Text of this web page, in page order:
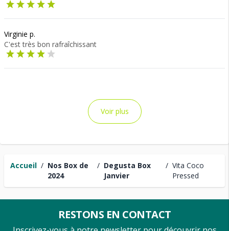
Accueil / Nos Box de
2024
/ Degusta Box
Janvier
/ Vita Coco
Pressed
Virginie p.
C'est très bon rafraîchissant
Voir plus
RESTONS EN CONTACT